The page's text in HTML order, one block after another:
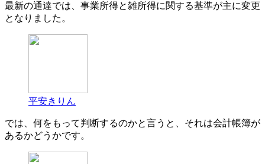
最新の通達では、事業所得と雑所得に関する基準が主に変更
となりました。
平安きりん
では、何をもって判断するのかと言うと、それは会計帳簿が
あるかどうかです。